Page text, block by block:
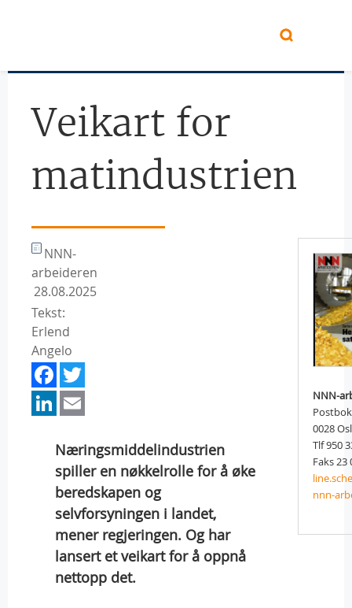
Veikart for
matindustrien
NNN-
arbeideren
28.08.2025
Tekst:
Erlend
Angelo
Facebook
LinkedIn
Næringsmiddelindustrien
spiller en nøkkelrolle for å øke
beredskapen og
selvforsyningen i landet,
mener regjeringen. Og har
lansert et veikart for å oppnå
nettopp det.
NNN-
0028
Tlf 950
Faks 23
nnn-